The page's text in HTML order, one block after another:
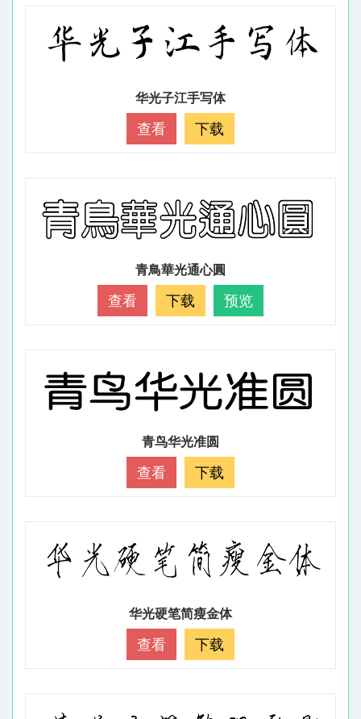
华光子江手写体
查看 下载
青鳥華光通心圓
查看 下载 预览
青鸟华光准圆
查看 下载
华光硬笔简瘦金体
查看 下载